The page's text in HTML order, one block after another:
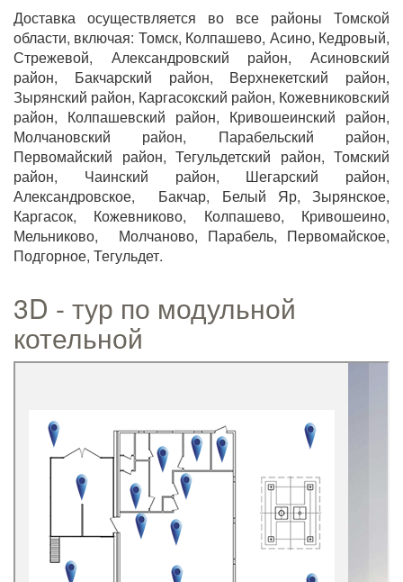
Доставка осуществляется во все районы Томской
области, включая: Томск, Колпашево, Асино, Кедровый,
Стрежевой, Александровский район, Асиновский
район, Бакчарский район, Верхнекетский район,
Зырянский район, Каргасокский район, Кожевниковский
район, Колпашевский район, Кривошеинский район,
Молчановский район, Парабельский район,
Первомайский район, Тегульдетский район, Томский
район, Чаинский район, Шегарский район,
Александровское, Бакчар, Белый Яр, Зырянское,
Каргасок, Кожевниково, Колпашево, Кривошеино,
Мельниково, Молчаново, Парабель, Первомайское,
Подгорное, Тегульдет.
3D - тур по модульной
котельной